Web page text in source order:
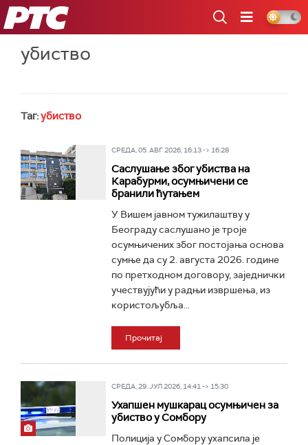
РТС
убиство
Таг:убиство
СРЕДА, 05. АВГ 2026, 16:13 -> 16:28
Саслушање због убиства на
Карабурми, осумњичени се
бранили ћутањем
У Вишем јавном тужилаштву у
Београду саслушано је троје
осумњичених због постојања основа
сумње да су 2. августа 2026. године
по претходном договору, заједнички
учествујући у радњи извршења, из
користољубља...
Прочитај
СРЕДА, 29. ЈУЛ 2026, 14:41 -> 15:30
Ухапшен мушкарац осумњичен за
убиство у Сомбору
Полиција у Сомбору ухапсила је